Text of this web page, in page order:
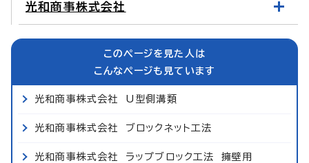
光和商事株式会社
このページを見た人は
こんなページも見ています
光和商事株式会社 U型側溝類
光和商事株式会社 ブロックネット工法
光和商事株式会社 ラップブロック工法 擁壁用